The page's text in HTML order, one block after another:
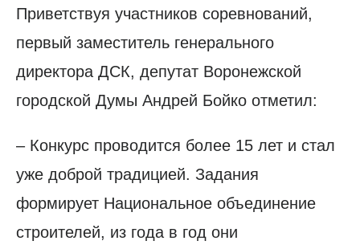
Приветствуя участников соревнований,
первый заместитель генерального
директора ДСК, депутат Воронежской
городской Думы Андрей Бойко отметил:
– Конкурс проводится более 15 лет и стал
уже доброй традицией. Задания
формирует Национальное объединение
строителей, из года в год они